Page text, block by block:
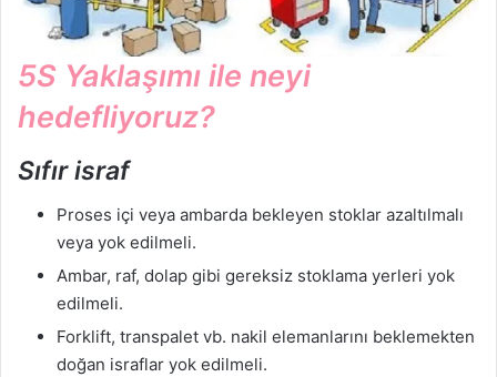
5S Yaklaşımı ile neyi
hedefliyoruz?
Sıfır israf
Proses içi veya ambarda bekleyen stoklar azaltılmalı
veya yok edilmeli.
Ambar, raf, dolap gibi gereksiz stoklama yerleri yok
edilmeli.
Forklift, transpalet vb. nakil elemanlarını beklemekten
doğan israflar yok edilmeli.